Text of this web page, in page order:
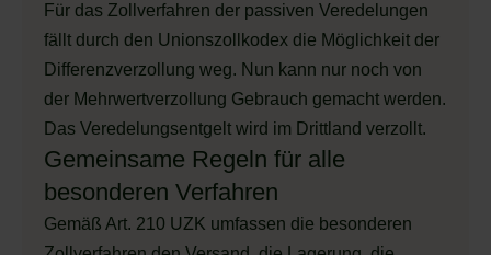
Für das Zollverfahren der passiven Veredelungen
fällt durch den Unionszollkodex die Möglichkeit der
Differenzverzollung weg. Nun kann nur noch von
der Mehrwertverzollung Gebrauch gemacht werden.
Das Veredelungsentgelt wird im Drittland verzollt.
Gemeinsame Regeln für alle
besonderen Verfahren
Gemäß Art. 210 UZK umfassen die besonderen